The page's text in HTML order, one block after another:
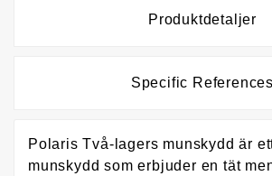
Produktdetaljer
Specific References
Polaris Två-lagers munskydd är
munskydd som erbjuder en tät